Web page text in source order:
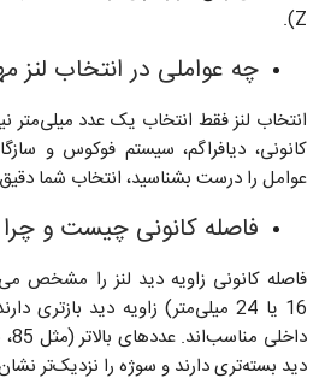
Z).
چه عواملی در انتخاب لنز
انتخاب لنز فقط انتخاب یک عدد میلی‌متر
کانونی، دیافراگم، سیستم فوکوس و
عوامل را درست بشناسید، انتخاب شما
فاصله کانونی چیست و
فاصله کانونی زاویه دید لنز را مشخص
16 یا 24 میلی‌متر) زاویه دید
دید بسته‌تری دارند و سوژه را نزدیک‌تر